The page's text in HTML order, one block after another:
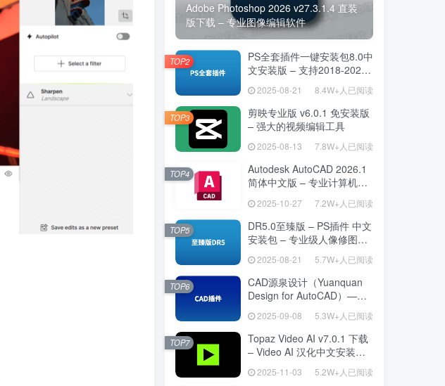
Adobe Photoshop 2026 v27.3.1.4 直装
版下载 – 专业图像编辑软件
PS全套插件一键安装包8.0中
文安装版 – 支持2018-2025
– 提升设计效率
2025-08-21 8.4W+人已阅读
TOP2
剪映专业版 v6.0.1 免安装版
– 强大的视频编辑工具
2025-08-13 7.8W+人已阅读
TOP3
Autodesk AutoCAD 2026.1
简体中文版 – 专业计算机辅
2025-10-27 7.2W+人已阅读
TOP4
DR5.0至臻版 – PS插件 中文
安装包 – 专业级人像修图工
2025-08-21 5.7W+人已阅读
TOP5
CAD源泉设计（Yuanquan
Design for AutoCAD）——
高效绘图利器
2025-09-08 5.3W+人已阅读
TOP6
Topaz Video AI v7.0.1 下载
– Video AI 汉化中文安装版
2025-11-03 5.2W+人已阅读
TOP7